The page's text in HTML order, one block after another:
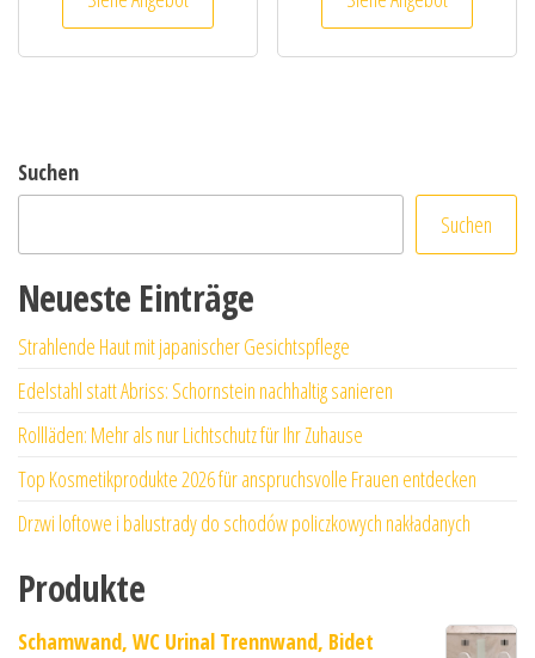
Suchen
Suchen
Neueste Einträge
Strahlende Haut mit japanischer Gesichtspflege
Edelstahl statt Abriss: Schornstein nachhaltig sanieren
Rollläden: Mehr als nur Lichtschutz für Ihr Zuhause
Top Kosmetikprodukte 2026 für anspruchsvolle Frauen entdecken
Drzwi loftowe i balustrady do schodów policzkowych nakładanych
Produkte
Schamwand, WC Urinal Trennwand, Bidet